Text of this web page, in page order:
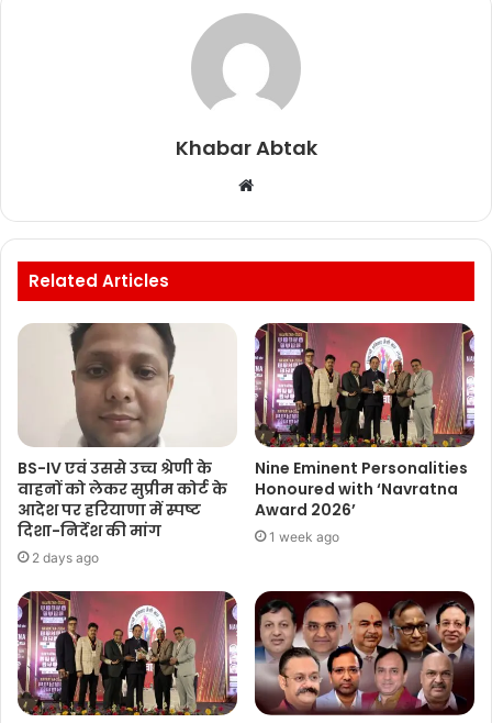
Khabar Abtak
Website
Related Articles
BS-IV एवं उससे उच्च श्रेणी के
वाहनों को लेकर सुप्रीम कोर्ट के
आदेश पर हरियाणा में स्पष्ट
दिशा-निर्देश की मांग
2 days ago
Nine Eminent Personalities
Honoured with ‘Navratna
Award 2026’
1 week ago